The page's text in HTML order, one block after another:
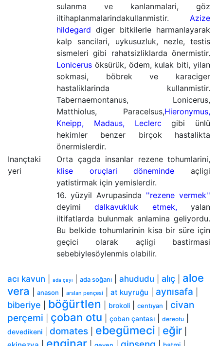
sulanma ve kanlanmalari, göz
iltihaplanmalarindakullanmistir. Azize
hildegard diger bitkilerle harmanlayarak
kalp sancilari, uykusuzluk, nezle, testis
sismeleri gibi rahatsizliklarda önermistir.
Lonicerus öksürük, ödem, kulak biti, yilan
sokmasi, böbrek ve karaciger
hastaliklarinda kullanmistir.
Tabernaemontanus, Lonicerus,
Matthiolus, Paracelsus,Hieronymus,
Kneipp, Madaus, Leclerc gibi ünlü
hekimler benzer birçok hastalikta
önermislerdir.
Inançtaki
yeri
Orta çagda insanlar rezene tohumlarini,
klise oruçlari döneminde açligi
yatistirmak için yemislerdir.
16. yüzyil Avrupasinda ''rezene vermek''
deyimidalkavukluk etmek,yalan
iltifatlarda bulunmak anlamina geliyordu.
Bu belkide tohumlarinin kisa bir süre için
geçici olarak açligi bastirmasi
sebebiylesöylenmis olabilir.
acı kavun ada çayı ada soğanı ahududu alıç
aloe
vera
anason arslan pençesi at kuyruğu aynısafa
biberiye böğürtlen brokoli centıyan
civan
perçemi
çoban otu çoban çantası dereotu
devedikeni domates ebegümeci eğir